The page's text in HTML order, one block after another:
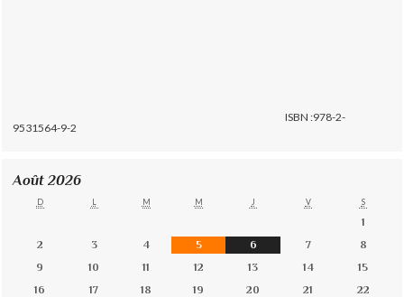
ISBN :978-2-
9531564-9-2
Août 2026
D L M M J V S
1
2
3 4 5 6 7
8
9
10 11 12 13 14
15
16
17 18 19 20 21 22